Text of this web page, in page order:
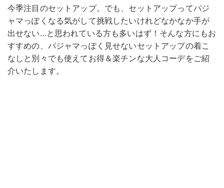
今季注目のセットアップ。でも、セットアップってパジ
ャマっぽくなる気がして挑戦したいけれどなかなか手が
出せない…と思われている方も多いはず！そんな方にもお
すすめの、パジャマっぽく見せないセットアップの着こ
なしと別々でも使えてお得＆楽チンな大人コーデをご紹
介いたします。